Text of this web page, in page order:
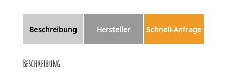
Beschreibung Hersteller Schnell‑Anfrage
Beschreibung